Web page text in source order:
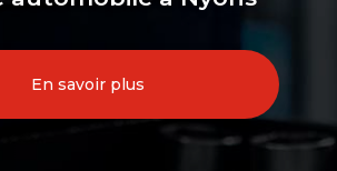
En savoir plus